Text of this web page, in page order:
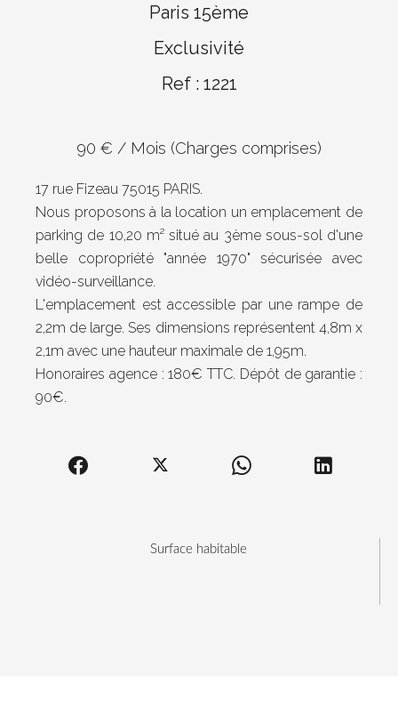
Surface habitable
Paris 15ème
Exclusivité
Ref : 1221
90 € / Mois (Charges comprises)
17 rue Fizeau 75015 PARIS.
Nous proposons à la location un emplacement de
parking de 10,20 m² situé au 3ème sous-sol d'une
belle copropriété "année 1970" sécurisée avec
vidéo-surveillance.
L'emplacement est accessible par une rampe de
2,2m de large. Ses dimensions représentent 4,8m x
2,1m avec une hauteur maximale de 1,95m.
Honoraires agence : 180€ TTC. Dépôt de garantie :
90€.